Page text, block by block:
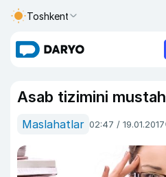
Toshkent
Asab tizimini
Maslahatlar 02:47 / 19.01.2017